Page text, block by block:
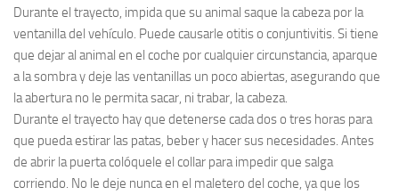
Durante el trayecto, impida que su animal saque la cabeza por la
ventanilla del vehículo. Puede causarle otitis o conjuntivitis. Si tiene
que dejar al animal en el coche por cualquier circunstancia, aparque
a la sombra y deje las ventanillas un poco abiertas, asegurando que
la abertura no le permita sacar, ni trabar, la cabeza.
Durante el trayecto hay que detenerse cada dos o tres horas para
que pueda estirar las patas, beber y hacer sus necesidades. Antes
de abrir la puerta colóquele el collar para impedir que salga
corriendo. No le deje nunca en el maletero del coche, ya que los